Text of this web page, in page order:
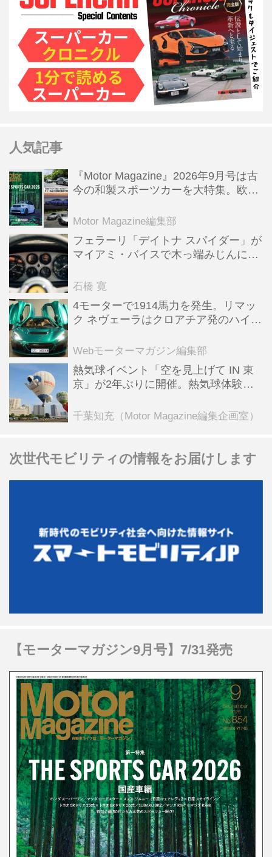
人気記事
『Motor Magazine』2026年9月号は古
今の和製スポーツカーを大特集。欧州
Motor Magazine編集部
フェラーリ「デイトナ スパイダー」が
マイアミ・バイスで木っ端みじんにな
石橋 寛
4モーターで1914馬力を発生。リマッ
ク ネヴェーラはクロアチア発のハイパ
全版／115】
Webモーターマガジン編集部
熱気球イベント「空を見上げて IN 東
京」が2年ぶりに開催。熱気球体験搭
ンテンツも
千葉知充（Motor Magazine編集企画室）
次世代モビリティの情報をお届けします
【モーターマガジン9月号】7/31発売